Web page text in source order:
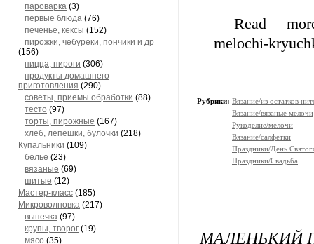
пароварка (3)
первые блюда (76)
печенье, кексы (152)
пирожки, чебуреки, пончики и др
(156)
пицца, пироги (306)
продукты домашнего
приготовления (290)
советы, приемы обработки (88)
тесто (97)
торты, пирожные (167)
хлеб, лепешки, булочки (218)
Купальники (109)
белье (23)
вязаные (69)
шитые (12)
Мастер-класс (185)
Микроволновка (217)
выпечка (97)
крупы, творог (19)
мясо (35)
Read more:
melochi-
Рубрики: Вязание/из остатков
Вязание/вязаные мелочи
Рукоделие/мелочи
Вязание/салфетки
Праздники/День
Праздники/Свадьба
МАЛЕНЬКИЙ